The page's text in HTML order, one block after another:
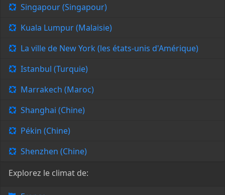
Singapour (Singapour)
Kuala Lumpur (Malaisie)
La ville de New York (les états-unis d'Amérique)
Istanbul (Turquie)
Marrakech (Maroc)
Shanghai (Chine)
Pékin (Chine)
Shenzhen (Chine)
Explorez le climat de: